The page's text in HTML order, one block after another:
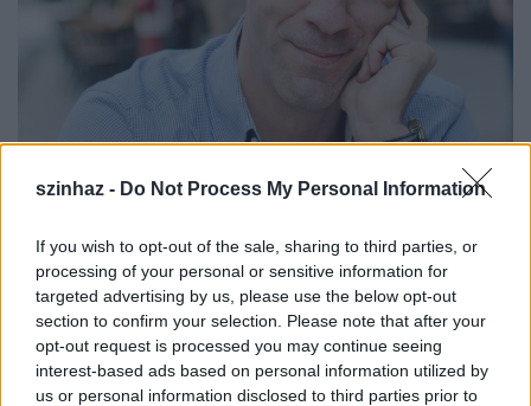
szinhaz - Do Not Process My Personal Information
If you wish to opt-out of the sale, sharing to third parties, or
processing of your personal or sensitive information for
targeted advertising by us, please use the below opt-out
section to confirm your selection. Please note that after your
opt-out request is processed you may continue seeing
interest-based ads based on personal information utilized by
us or personal information disclosed to third parties prior to
Csonka András: „Furcsa dolog idegen
szinhaz szerk.•2018. június 07.
A szabadúszó színész a beskatulyázottságról, az
ismertség megbecsüléséről, istenhitéről és
személyes fájdalmairól is beszélt a Fuhu.hu-n.